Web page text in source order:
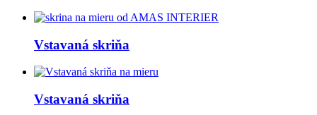
Vstavaná skriňa
Vstavaná skriňa